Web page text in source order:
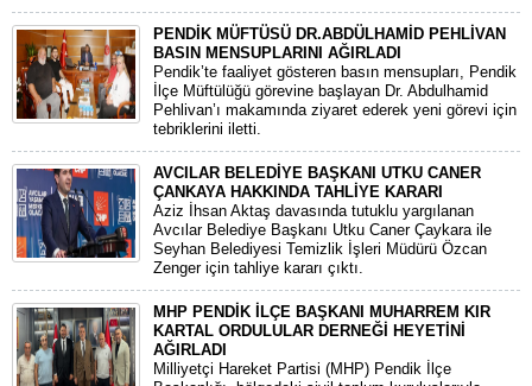
PENDİK MÜFTÜSÜ DR.ABDÜLHAMİD PEHLİVAN
BASIN MENSUPLARINI AĞIRLADI
​Pendik’te faaliyet gösteren basın mensupları, Pendik
İlçe Müftülüğü görevine başlayan Dr. Abdulhamid
Pehlivan’ı makamında ziyaret ederek yeni görevi için
tebriklerini iletti.
AVCILAR BELEDİYE BAŞKANI UTKU CANER
ÇANKAYA HAKKINDA TAHLİYE KARARI
​Aziz İhsan Aktaş davasında tutuklu yargılanan
Avcılar Belediye Başkanı Utku Caner Çaykara ile
Seyhan Belediyesi Temizlik İşleri Müdürü Özcan
Zenger için tahliye kararı çıktı.
MHP PENDİK İLÇE BAŞKANI MUHARREM KIR
KARTAL ORDULULAR DERNEĞİ HEYETİNİ
AĞIRLADI
​Milliyetçi Hareket Partisi (MHP) Pendik İlçe